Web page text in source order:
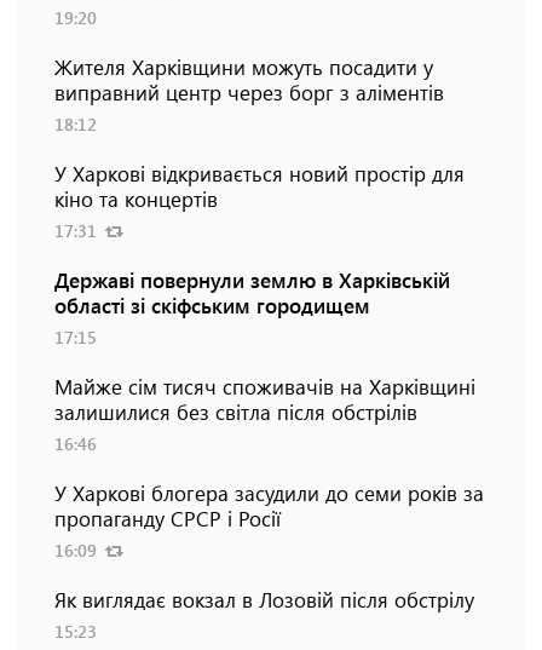
19:20
Жителя Харківщини можуть посадити у
виправний центр через борг з аліментів
18:12
У Харкові відкривається новий простір для
кіно та концертів
17:31
Державі повернули землю в Харківській
області зі скіфським городищем
17:15
Майже сім тисяч споживачів на Харківщині
залишилися без світла після обстрілів
16:46
У Харкові блогера засудили до семи років за
пропаганду СРСР і Росії
16:09
Як виглядає вокзал в Лозовій після обстрілу
15:23